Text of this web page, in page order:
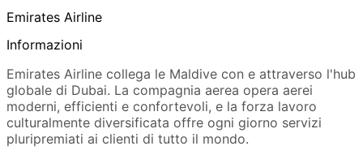
Emirates Airline
Informazioni
Emirates Airline collega le Maldive con e attraverso l'hub
globale di Dubai. La compagnia aerea opera aerei
moderni, efficienti e confortevoli, e la forza lavoro
culturalmente diversificata offre ogni giorno servizi
pluripremiati ai clienti di tutto il mondo.